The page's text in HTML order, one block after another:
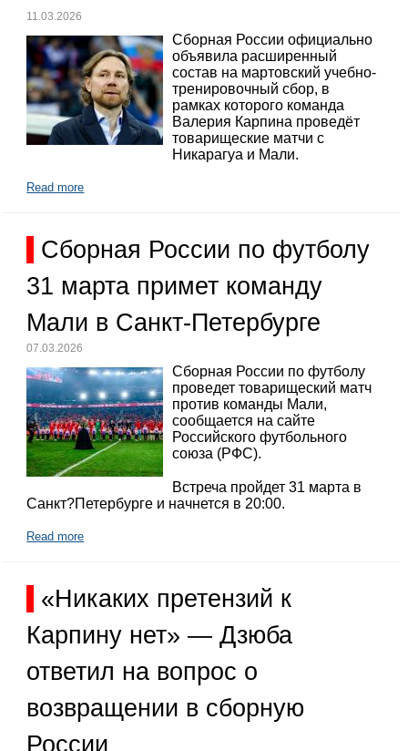
11.03.2026
Сборная России официально
объявила расширенный
состав на мартовский учебно-
тренировочный сбор, в
рамках которого команда
Валерия Карпина проведёт
товарищеские матчи с
Никарагуа и Мали.
Read more
Сборная России по футболу
31 марта примет команду
Мали в Санкт-Петербурге
07.03.2026
Сборная России по футболу
проведет товарищеский матч
против команды Мали,
сообщается на сайте
Российского футбольного
союза (РФС).
Встреча пройдет 31 марта в
Санкт?Петербурге и начнется в 20:00.
Read more
«Никаких претензий к
Карпину нет» — Дзюба
ответил на вопрос о
возвращении в сборную
России